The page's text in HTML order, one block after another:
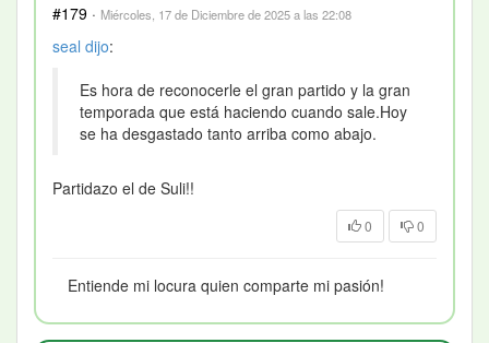
#179 · Miércoles, 17 de Diciembre de 2025 a las 22:08
seal dijo:
Es hora de reconocerle el gran partido y la gran
temporada que está haciendo cuando sale.Hoy
se ha desgastado tanto arriba como abajo.
Partidazo el de Suli!!
0 0
Entiende mi locura quien comparte mi pasión!